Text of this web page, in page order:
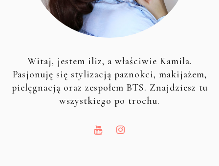
Witaj, jestem iliz, a właściwie Kamila.
Pasjonuję się stylizacją paznokci, makijażem,
pielęgnacją oraz zespołem BTS. Znajdziesz tu
wszystkiego po trochu.